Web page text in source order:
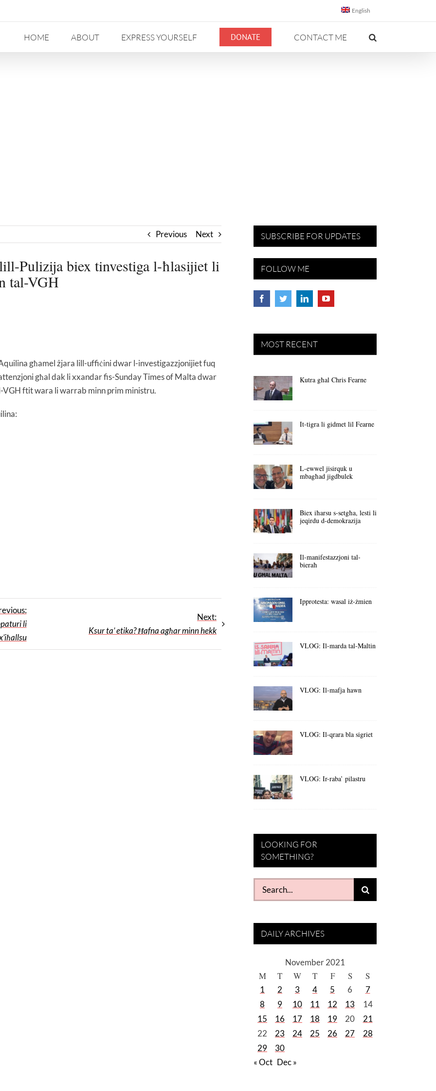
English
HOME ABOUT EXPRESS YOURSELF DONATE CONTACT ME
Previous Next
Pulizija biex tinvestiga l-ħlasijiet li
tal-VGH
għamel żjara lill-uffiċini dwar l-investigazzjonijiet fuq
għal dak li xxandar fis-Sunday Times of Malta dwar
VGH ftit wara li warrab minn prim ministru.
li
Next:
Ksur ta’ etika? Ħafna agħar minn hekk
SUBSCRIBE FOR UPDATES
FOLLOW ME
MOST RECENT
Kutra għal Chris Fearne
It-tigra li gidmet lil Fearne
L-ewwel jisirquk u
mbagħad jigdbulek
Biex iħarsu s-setgħa, lesti li
jeqirdu d-demokrazija
Il-manifestazzjoni tal-
bieraħ
Ipprotesta: wasal iż-żmien
VLOG: Il-marda tal-Maltin
VLOG: Il-mafja hawn
VLOG: Il-qrara bla sigriet
VLOG: Ir-raba’ pilastru
LOOKING FOR
SOMETHING?
Search
for:
DAILY ARCHIVES
November 2021
M T W T F S S
1 2 3 4 5 6
7
8
9 10 11 12 13
14
15
16 17 18 19 20
21
22
23 24 25 26 27
28
29
30
« Oct Dec »